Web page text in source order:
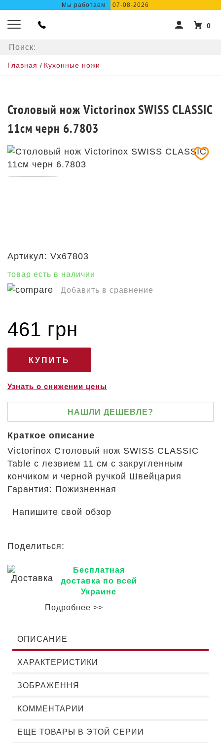
Мы работаем 07-08-2026
0
Главная / Кухонные ножи
Столовый нож Victorinox SWISS CLASSIC
11см черн 6.7803
Артикул: Vx67803
товар есть в наличии
Добавить в сравнение
461 грн
Узнать о снижении цены
НАШЛИ ДЕШЕВЛЕ?
Краткое описание
Victorinox Столовый нож SWISS CLASSIC
Table с лезвием 11 см с закругленным
кончиком и черной ручкой Швейцария
Гарантия: Пожизненная
Напишите свой обзор
Поделиться:
Бесплатная
доставка по всей
Украине
Подробнее >>
ОПИСАНИЕ
ХАРАКТЕРИСТИКИ
ЗОБРАЖЕННЯ
КОММЕНТАРИИ
ЕЩЕ ТОВАРЫ В ЭТОЙ СЕРИИ